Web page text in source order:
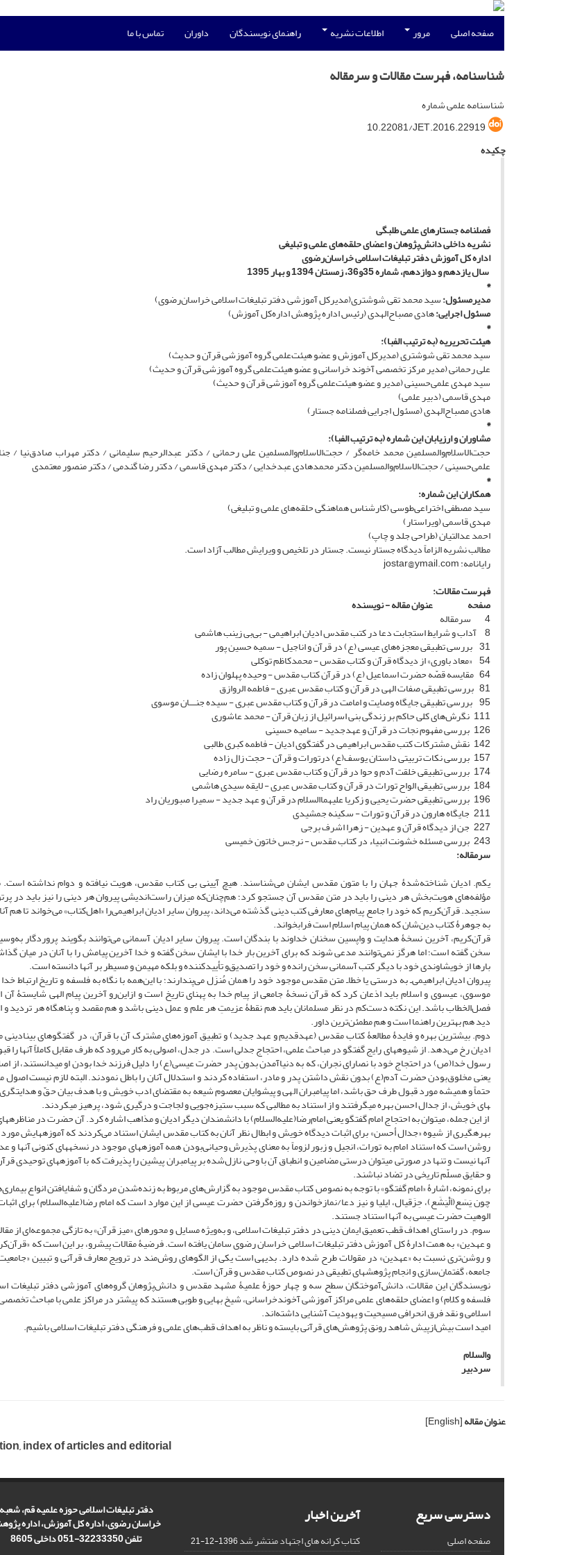
صفحه اصلی مرور اطلاعات نشریه راهنمای نویسندگان داوران تماس با ما
شناسنامه، فهرست مقالات و سرمقاله
شناسنامه علمی شماره
10.22081/JET.2016.22919
چکیده
فصلنامهجستارهای علمی طلبگی
نشریه داخلی دانش‌پژوهان و اعضای حلقه‌های علمی و تبلیغی
‌اداره کل آموزش دفتر تبلیغات اسلامی خراسان‌رضوی
سال یازدهم و دوازدهم، شماره 35و36، زمستان 1394 و بهار 1395
*
مدیرمسئول:سید محمد تقی شوشتری(مدیرکل آموزشی دفتر تبلیغات اسلامی خراسان‌رضوی)
مسئول اجرایی:هادی مصباح‌الهدی (رئیس اداره پژوهش اداره‌کل آموزش)
*
هیئت تحریریه(به ترتیب الفبا):
سید محمد تقی شوشتری (مدیرکل آموزش و عضو هیئت‌علمی گروه آموزشی قرآن و حدیث)
علی رحمانی (مدیر مرکز تخصصی آخوند خراسانی و عضو هیئت‌علمی گروه آموزشی قرآن و حدیث)
سید مهدی علمی‌حسینی (مدیر و عضو هیئت‌علمی گروه آموزشی قرآن و حدیث)
مهدی قاسمی (دبیر علمی)
هادی مصباح‌الهدی (مسئول اجرایی فصلنامه جستار)
*
مشاوران و ارزیابان این شماره(به ترتیب الفبا):
حجت‌الاسلام‌والمسلمین محمد خامه‌گر / حجت‌الاسلام‌والمسلمین علی رحمانی / دکتر عبدالرحیم سلیمانی / دکتر مهراب صادق‌نیا /
علمی‌حسینی / حجت‌الاسلام‌والمسلمین دکتر محمدهادی عبدخدایی / دکتر مهدی قاسمی / دکتر رضا گندمی / دکتر منصور معتمدی
*
همکاران این شماره:
سید مصطفی اختراعی‌طوسی (کارشناس هماهنگی حلقه‌های علمی و تبلیغی)
مهدی قاسمی (ویراستار)
احمد عدالتیان (طراحی جلد و چاپ)
مطالب نشریه الزاماً دیدگاه جستار نیست. جستار در تلخیص و ویرایش مطالب آزاد است.
رایانامه: jostar@ymail.com
فهرست مقالات:
صفحه عنوان مقاله - نویسنده
4 سرمقاله
8 آداب و شرایط استجابت دعا در کتب مقدس ادیان ابراهیمی - بی‌بی زینب هاشمی
31 بررسی تطبیقی معجزه‌های عیسی (ع) در قرآن و اناجیل - سمیه حسین پور
54 «معاد باوری» از دیدگاه قرآن و کتاب مقدس - محمدکاظم توکلی
64 مقایسه قصّه حضرت اسماعیل (ع) در قرآن کتاب مقدس - وحیده پهلوان زاده
81 بررسی تطبیقی صفات الهی در قرآن و کتاب مقدس عبری - فاطمه الروازق
95 بررسی تطبیقی جایگاه وصایت و امامت در قرآن و کتاب مقدس عبری - سیده جنـــان موسوی
111 نگرش‌های کلی حاکم بر زندگی بنی اسرائیل از زبان قرآن - محمد عاشوری
126 بررسی مفهوم نجات در قرآن و عهدجدید - سامیه حسینی
142 نقش مشترکات کتب مقدس ابراهیمی در گفتگوی ادیان - فاطمه کبری طالبی
157 بررسی نکات تربیتی داستان یوسف(ع) درتورات و قرآن - حجت زال زاده
174 بررسی تطبیقی خلقت آدم و حوا در قرآن و کتاب مقدس عبری - سامره رضایی
184 بررسی تطبیقی الواح تورات در قرآن و کتاب مقدس عبری - لایقه سیدی هاشمی
196 بررسی تطبیقی حضرت یحیی و زکریا علیهماالسلام در قرآن و عهد جدید - سمیرا صبوریان راد
211 جایگاه هارون در قرآن و تورات - سکینه جمشیدی
227 جن از دیدگاه قرآن و عهدین - زهرا اشرف برجی
243 بررسی مسئله خشونت انبیاء در کتاب مقدس - نرجس خاتون خمیسی
سرمقاله:
یکم. ادیان شناخته‌شدۀ جهان را با متون مقدس ایشان می‌شناسند. هیچ آیینی بی کتاب مقدس، هویت نیافته و دوام نداشته
مؤلفه‌های هویت‌بخش هر دینی را باید در متن مقدس آن جستجو کرد؛ هم‌چنان‌که میزان راست‌اندیشی پیروان هر دینی را نیز باید در
سنجید. قرآن‌کریم که خود را جامع پیام‌های معارفی کتب دینی گذشته می‌داند، پیروان سایر ادیان ابراهیمی‌را «اهل‌کتاب» می‌خواند تا هم
به جوهرۀ کتاب دین‌شان که همان پیام اسلام است فرابخواند.
قرآن‌کریم، آخرین نسخۀ هدایت و واپسین سخنان خداوند با بندگان است. پیروان سایر ادیان آسمانی می‌توانند بگویند پروردگار
سخن گفته است؛ اما هرگز نمی‌توانند مدعی شوند که برای آخرین بار خدا با ایشان سخن گفته و خدا آخرین پیامش را با آنان در میان
بارها از خویشاوندی خود با دیگر کتب آسمانی سخن رانده و خود را تصدیق‌و تأییدکننده و بلکه مهیمن و مسیطر بر آنها دانسته است.
پیروان ادیان ابراهیمی‌ـ به درستی یا خطاـ متن مقدس موجود خود را همان مُنزَل می‌پندارند؛ با این‌همه با نگاه به فلسفه و تاریخ ارتباط
موسوی، عیسوی و اسلام باید اذعان کرد که قرآن نسخۀ جامعی از پیام خدا به پهنای تاریخ است و ازاین‌رو آخرین پیام الهی
فصل‌الخطاب باشد. این نکته دست‌کم در نظر مسلمانان باید هم نقطۀ عزیمتِ هر علم و عمل دینی باشد و هم مقصد و پناهگاه هر تردید و
دید هم بهترین راهنما است و هم مطمئن‌ترین داور.
دوم. بیشترین بهره و فایدۀ مطالعۀ کتاب مقدس (عهدقدیم و عهد جدید) و تطبیق آموزه‌های مشترک آن با قرآن، در گفتگوهای بینادینی
ادیان رخ می‌دهد. از شیوه­های رایج گفتگو در مباحث علمی، احتجاج جدلی است. در جدل، اصولی به کار می‌رود که طرف مقابل کاملاً آنها را
رسول خدا(ص) در احتجاج خود با نصارای نجران، که به دنیاآمدن بدون پدر حضرت عیسی(ع) را دلیل فرزند خدا بودن او می­دانستند، از
یعنی مخلوق‌بودن حضرت آدم(ع) بدون نقش داشتن پدر و مادر، استفاده کردند و استدلال آنان را باطل نمودند. البته لازم نیست
حتماً و همیشه مورد قبول طرف حق باشد، اما پیامبران الهی و پیشوایان معصوم شیعه به مقتضای ادب خویش و با هدف بیان حقّ و
های خویش، از جدال احسن بهره می­گرفتند و از استناد به مطالبی که سبب ستیزه‌جویی و لجاجت و درگیری شود، پرهیز می­کردند.
از این جمله، می­توان به احتجاج امام گفتگو یعنی امام‌رضا(علیه‌السلام) با دانشمندان دیگر ادیان و مذاهب اشاره کرد. آن حضرت در
بهره­گیری از شیوه «جدال أحسن» برای اثبات دیدگاه خویش و ابطال نظر آنان به کتاب مقدس ایشان استناد می‌کردند که آموزه­هایش مورد
روشن است که استناد امام به تورات، انجیل و زبور لزوماً به معنای پذیرش وحیانی‌بودن همه آموزه­های موجود در نسخه­های کنونی آنها و
آنها نیست و تنها در صورتی می­توان درستی مضامین و انطباق آن با وحی نازل‌شده بر پیامبران پیشین را پذیرفت که با آموزه­های توحیدی
و حقایق مسلّم تاریخی در تضاد نباشند.
برای نمونه، اشارۀ «امام گفتگو» با توجه به نصوص کتاب مقدس موجود به گزارش‌های مربوط به زنده‌شدن مردگان و شفایافتن انواع
چون یَسَع(اَلْیَشَع)، حِزَقیال، ایلیا و نیز دعا/نمازخواندن و روزه‌گرفتن حضرت عیسی از این موارد است که امام رضا(علیه‌السلام) برای
الوهیت حضرت عیسی به آنها استناد جستند.
سوم. در راستای اهداف قطب تعمیق ایمان دینی در دفتر تبلیغات اسلامی، و به‌ویژه مسایل و محورهای «میز قرآن» به تازگی ‌مجموعه‌ای از
و عهدین» به همت ادارۀ کل آموزش دفتر تبلیغات اسلامی ‌خراسان رضوی سامان یافته است. فرضیۀ مقالات پیش­رو، بر این است که
و روشن‌تری نسبت به «عهدین» در مقولات طرح‌ شده دارد. بدیهی است یکی از الگوهای روش‌مند در ترویج معارف قرآنی و تبیین
جامعه، گفتمان‌سازی و انجام پژوهش­های تطبیقی در نصوص کتاب مقدس و قرآن است.
نویسندگان این مقالات، دانش‌آموختگان سطح سه و چهار حوزۀ علمیۀ مشهد مقدس و دانش‌پژوهان گروه‌های آموزشی دفتر تبلیغات
فلسفه و کلام) و اعضای حلقه‌های علمی مراکز آموزشی آخوندخراسانی، شیخ بهایی و طوبی هستند که پیش­تر در مراکز علمی با مباحث
اسلامی و نقد فرق انحرافی مسیحیت و یهودیت آشنایی داشته‌اند.
امید است بیش‌ازپیش شاهد رونق پژوهش‌های قرآنی بایسته و ناظر به اهداف قطب‌های علمی و فرهنگی دفتر تبلیغات اسلامی باشیم.
والسلام
سردبیر
عنوان مقاله[English]
index of articles and editorial
دسترسی سریع
صفحه اصلی
آخرین اخبار
کتاب کرانه های اجتهاد منتشر شد1396-12-21
دفتر تبلیغات اسلامی حوزه علمیه قم، شعبه
خراسان رضوی، اداره کل آموزش، اداره
تلفن 32233350-051 داخلی 8605